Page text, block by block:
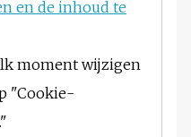
en de inhoud te
moment wijzigen
"Cookie-